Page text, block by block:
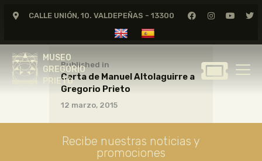
CALLE UNIÓN, 10. VALDEPEÑAS - 13300
MUSEO
GREGORIO
PRIETO
MUSEO
GREGORIO
GREGORIO PRIETO
CERTAMEN DE DIBUJO
Published in
Carta de Manuel Altolaguirre a
Gregorio Prieto
12 marzo, 2015
Recibe nuestras noticias y
promociones